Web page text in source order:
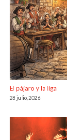
El pájaro y la liga
28 julio, 2026